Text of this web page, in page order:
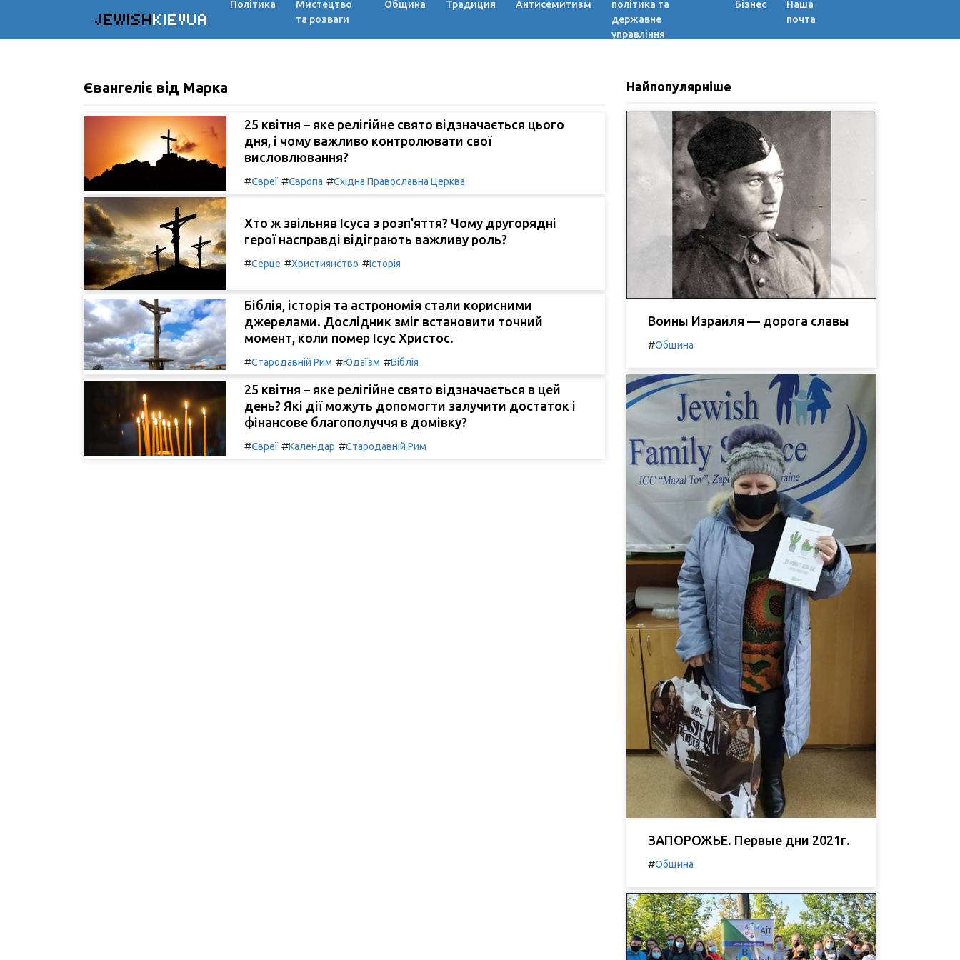
JEWISHKIEVUA
Політика
Мистецтво
та розваги
Община Традиция Антисемитизм
політика та
державне
управління
Бізнес
Наша
почта
Євангеліє від Марка
25 квітня – яке релігійне свято відзначається цього
дня, і чому важливо контролювати свої
висловлювання?
#Євреї #Європа #Східна Православна Церква
Хто ж звільняв Ісуса з розп'яття? Чому другорядні
герої насправді відіграють важливу роль?
#Серце #Християнство #Історія
Біблія, історія та астрономія стали корисними
джерелами. Дослідник зміг встановити точний
момент, коли помер Ісус Христос.
#Стародавній Рим #Юдаїзм #Біблія
25 квітня – яке релігійне свято відзначається в цей
день? Які дії можуть допомогти залучити достаток і
фінансове благополуччя в домівку?
#Євреї #Календар #Стародавній Рим
Найпопулярніше
Воины Израиля — дорога славы
#Община
ЗАПОРОЖЬЕ. Первые дни 2021г.
#Община